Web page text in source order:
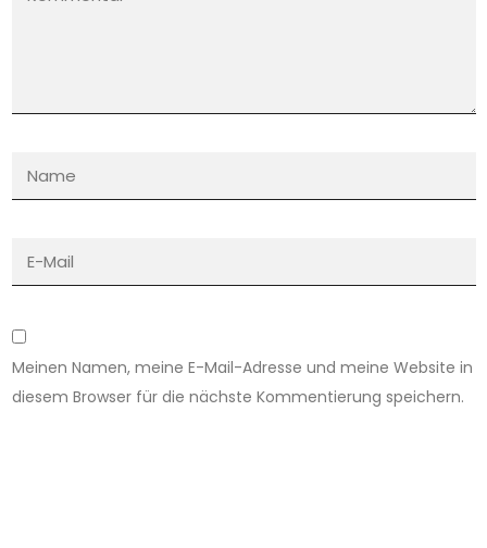
Meinen Namen, meine E-Mail-Adresse und meine Website in
diesem Browser für die nächste Kommentierung speichern.